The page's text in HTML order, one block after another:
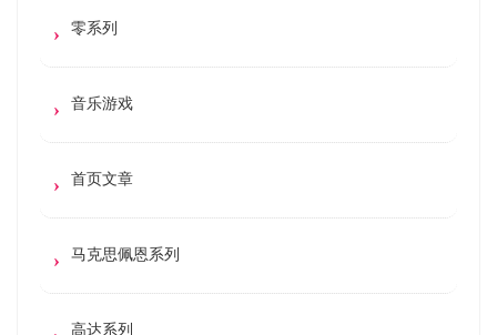
零系列
音乐游戏
首页文章
马克思佩恩系列
高达系列